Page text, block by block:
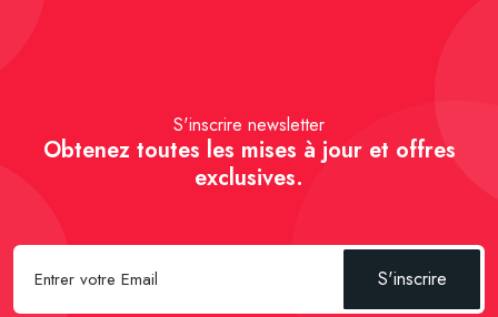
S'inscrire newsletter
Obtenez toutes les mises à jour et offres
exclusives.
S'inscrire